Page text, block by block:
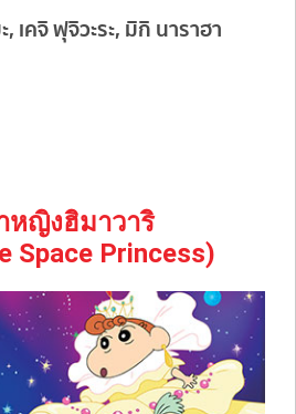
, เคจิ ฟุจิวะระ, มิกิ นาราฮา
หญิงฮิมาวาริ
Space Princess)